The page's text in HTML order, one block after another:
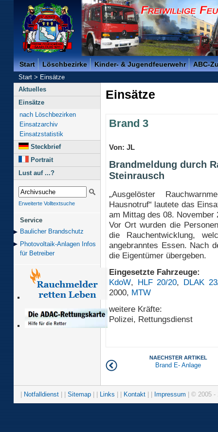
Freiwillige Feuerwehr der Kreisstadt Saarlouis -
Start Löschbezirke Kinder- & Jugendfeuerwehr ABC-
Start>Einsätze
Aktuelles
Einsätze
nach Löschbezirken
Einsatzarchiv
Einsatzstatistik
Steckbrief
Portrait
Lust auf ...?
Erweiterte Volltextsuche
Service
Baulicher Brand­schutz
Photovoltaik-Anlagen Infos
für Betreiber
Einsätze
Brand 3
Von: JL
Brandmeldung durch
Steinrausch
„Ausgelöster
Hausnotruf“ lautete das
am Mittag des 08. November
Vor Ort wurden die
die Rauchentwicklung,
angebranntes Essen. Nach
die Eigentümer übergeben.
Eingesetzte Fahrzeuge:
KdoW, HLF 20/20, DLAK
2000, MTW
weitere Kräfte:
Polizei, Rettungsdienst
NAECHSTER ARTIKEL
Brand E- Anlage
Notfalldienst Sitemap Links Kontakt Impressum | © 2005 -